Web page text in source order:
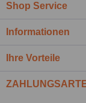
Kenntnis
Shop Service
Informationen
Ihre Vorteile